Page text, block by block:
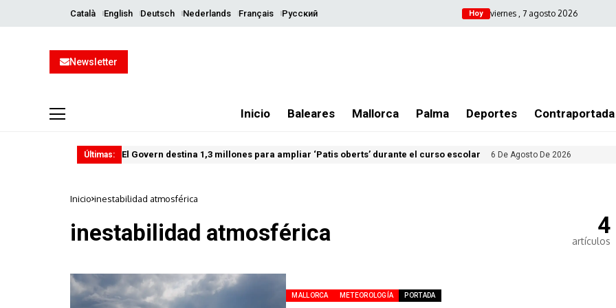
Català English Deutsch Nederlands Français Русский Hoy viernes , 7 agosto 2026
Newsletter
Inicio Baleares Mallorca Palma Deportes Contraportada
Últimas: El Govern destina 1,3 millones para ampliar ‘Patis oberts’ durante el curso escolar 6 De Agosto De 2026
Inicio inestabilidad atmosférica
inestabilidad atmosférica 4
artículos
MALLORCA METEOROLOGÍA PORTADA